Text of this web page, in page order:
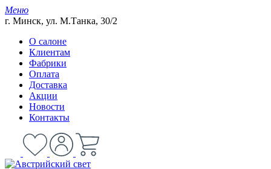
Меню
г. Минск, ул. М.Танка, 30/2
О салоне
Клиентам
Фабрики
Оплата
Доставка
Акции
Новости
Контакты